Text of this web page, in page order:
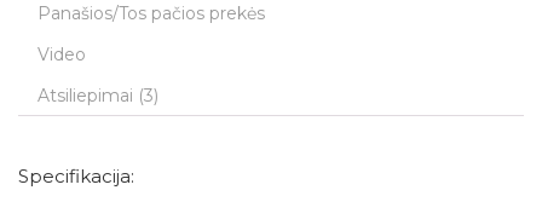
Panašios/Tos pačios prekės
Video
Atsiliepimai (3)
Specifikacija: